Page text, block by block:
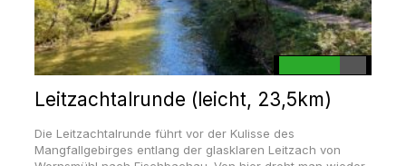
Leitzachtalrunde (leicht, 23,5km)
Die Leitzachtalrunde führt vor der Kulisse des
Mangfallgebirges entlang der glasklaren Leitzach von